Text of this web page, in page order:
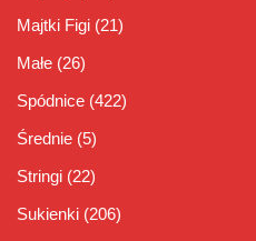
Majtki Figi (21)
Małe (26)
Spódnice (422)
Średnie (5)
Stringi (22)
Sukienki (206)